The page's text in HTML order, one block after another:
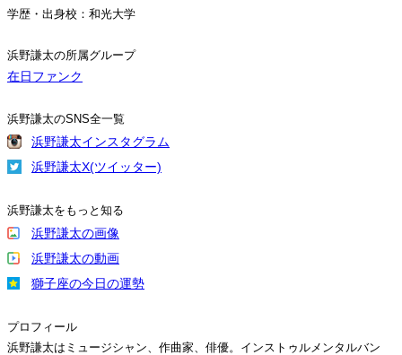
学歴・出身校：和光大学
浜野謙太の所属グループ
在日ファンク
浜野謙太のSNS全一覧
浜野謙太インスタグラム
浜野謙太X(ツイッター)
浜野謙太をもっと知る
浜野謙太の画像
浜野謙太の動画
獅子座の今日の運勢
プロフィール
浜野謙太はミュージシャン、作曲家、俳優。インストゥルメンタルバン